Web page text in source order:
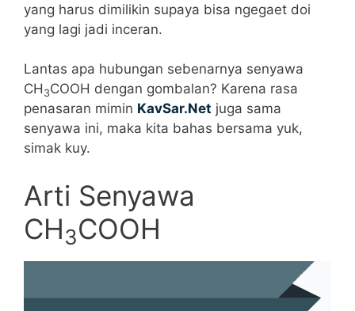
yang harus dimilikin supaya bisa ngegaet doi
yang lagi jadi inceran.
Lantas apa hubungan sebenarnya senyawa
CH 3COOH dengan gombalan? Karena rasa
penasaran mimin KavSar.Net juga sama
senyawa ini, maka kita bahas bersama yuk,
simak kuy.
Arti Senyawa
CH3COOH